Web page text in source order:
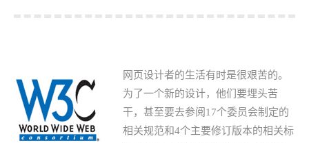
网页设计者的生活有时是很艰苦的。
为了一个新的设计，他们要埋头苦
干，甚至要去参阅17个委员会制定的
相关规范和4个主要修订版本的相关标